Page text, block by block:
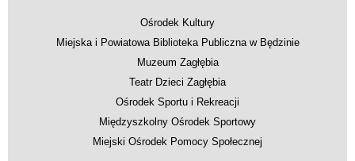
Ośrodek Kultury
Miejska i Powiatowa Biblioteka Publiczna w Będzinie
Muzeum Zagłębia
Teatr Dzieci Zagłębia
Ośrodek Sportu i Rekreacji
Międzyszkolny Ośrodek Sportowy
Miejski Ośrodek Pomocy Społecznej